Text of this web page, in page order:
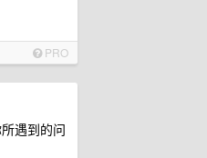
PRO
遇到的问